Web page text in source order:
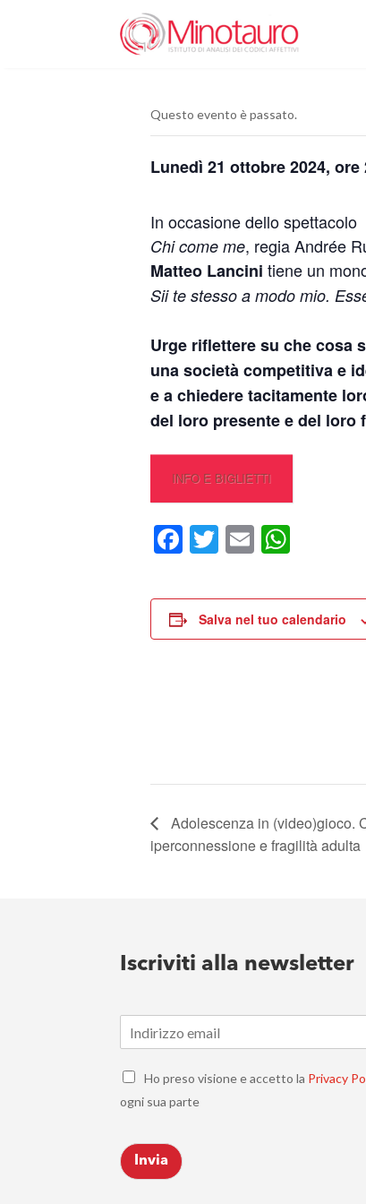
Questo evento è passato.
Lunedì 21 ottobre 2024,
In occasione dello spettacolo
Chi come me, regia Andrée
Matteo Lancini tiene un
Sii te stesso a modo mio.
Urge riflettere su che cosa
una società competitiva e
e a chiedere tacitamente
del loro presente e del loro
INFO E BIGLIETTI
Facebook
Twitter
Email
Salva nel tuo calendario
Adolescenza in (video)gioco.
iperconnessione e fragilità adulta
Iscriviti alla newsletter
m
iC
e
k
b
o
Ho preso visione e accetto la Privacy
ogni sua parte
Invia